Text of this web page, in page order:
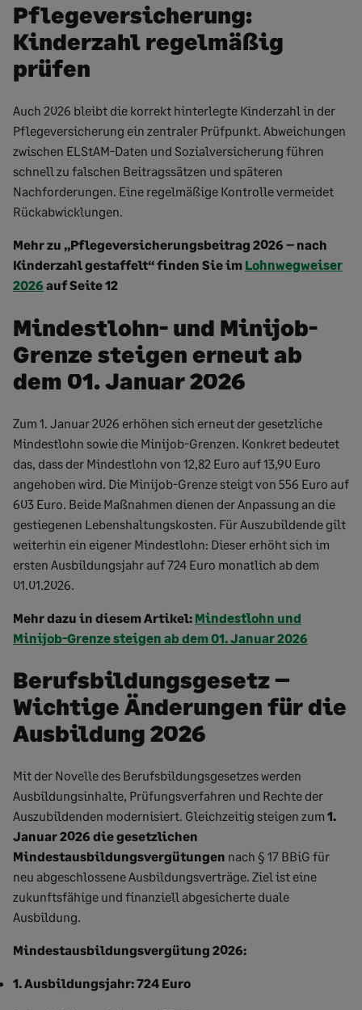
Pflegeversicherung:
Kinderzahl regelmäßig
prüfen
Auch 2026 bleibt die korrekt hinterlegte Kinderzahl in der
Pflegeversicherung ein zentraler Prüfpunkt. Abweichungen
zwischen ELStAM-Daten und Sozialversicherung führen
schnell zu falschen Beitragssätzen und späteren
Nachforderungen. Eine regelmäßige Kontrolle vermeidet
Rückabwicklungen.
Mehr zu „Pflegeversicherungsbeitrag 2026 – nach
Kinderzahl gestaffelt“finden Sieim Lohnwegweiser
2026 auf Seite 12
Mindestlohn- und Minijob-
Grenze steigen erneut ab
dem 01. Januar 2026
Zum 1. Januar 2026 erhöhen sich erneut der gesetzliche
Mindestlohn sowie die Minijob-Grenzen. Konkret bedeutet
das, dass der Mindestlohn von 12,82 Euro auf 13,90 Euro
angehoben wird. Die Minijob-Grenze steigt von 556 Euro auf
603 Euro. Beide Maßnahmen dienen der Anpassung an die
gestiegenen Lebenshaltungskosten. Für Auszubildende gilt
weiterhin ein eigener Mindestlohn: Dieser erhöht sich im
ersten Ausbildungsjahr auf 724 Euro monatlich ab dem
01.01.2026.
Mehr dazu in diesem Artikel: Mindestlohn und
Minijob-Grenze steigen ab dem 01. Januar 2026
Berufsbildungsgesetz –
Wichtige Änderungen für die
Ausbildung 2026
Mit der Novelle des Berufsbildungsgesetzes werden
Ausbildungsinhalte, Prüfungsverfahren und Rechte der
Auszubildenden modernisiert. Gleichzeitig steigen zum 1.
Januar 2026 die gesetzlichen
Mindestausbildungsvergütungen nach § 17 BBiG für
neu abgeschlossene Ausbildungsverträge. Ziel ist eine
zukunftsfähige und finanziell abgesicherte duale
Ausbildung.
Mindestausbildungsvergütung 2026:
1. Ausbildungsjahr:724 Euro